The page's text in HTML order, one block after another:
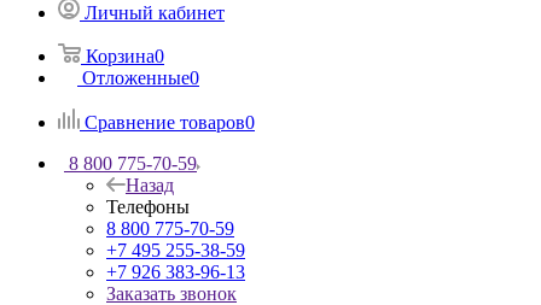
Личный кабинет
Корзина0
Отложенные0
Сравнение товаров0
8 800 775-70-59
Назад
Телефоны
8 800 775-70-59
+7 495 255-38-59
+7 926 383-96-13
Заказать звонок